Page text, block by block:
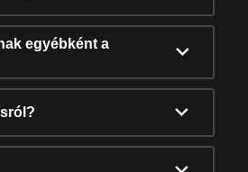
egyébként a